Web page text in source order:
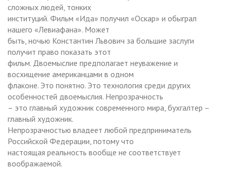
сложных людей, тонких
институций. Фильм «Ида» получил «Оскар» и обыграл
нашего «Левиафана». Может
быть, ночью Константин Львович за большие заслуги
получит право показать этот
фильм. Двоемыслие предполагает неуважение и
восхищение американцами в одном
флаконе. Это понятно. Это технология среди других
особенностей двоемыслия. Непрозрачность
– это главный художник современного мира, бухгалтер –
главный художник.
Непрозрачностью владеет любой предприниматель
Российской Федерации, потому что
настоящая реальность вообще не соответствует
воображаемой.